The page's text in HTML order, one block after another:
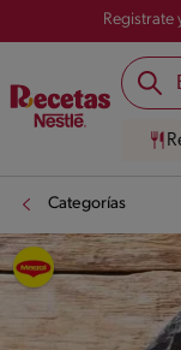
Registrate
Categorías